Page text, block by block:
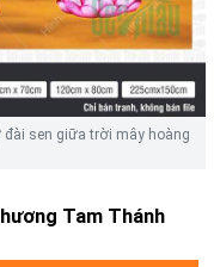
sen giữa trời mây hoàng
Tam Thánh